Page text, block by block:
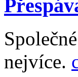
nejvíce.